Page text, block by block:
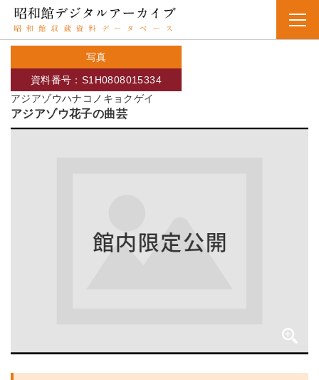
写真
アジアゾウハナコノキョクゲイ
資料番号：S1H0808015334
アジアゾウ花子の曲芸